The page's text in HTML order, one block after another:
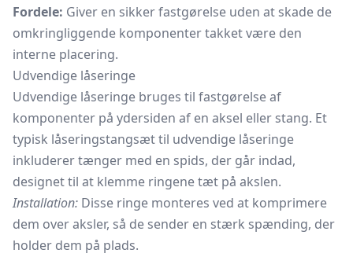
Fordele: Giver en sikker fastgørelse uden at skade de
omkringliggende komponenter takket være den
interne placering.
Udvendige låseringe
Udvendige låseringe bruges til fastgørelse af
komponenter på ydersiden af en aksel eller stang. Et
typisk låseringstangsæt til udvendige låseringe
inkluderer tænger med en spids, der går indad,
designet til at klemme ringene tæt på akslen.
Installation: Disse ringe monteres ved at komprimere
dem over aksler, så de sender en stærk spænding, der
holder dem på plads.